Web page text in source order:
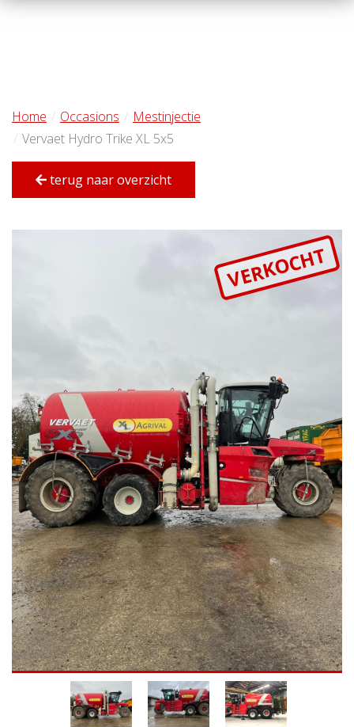
Home Occasions
Mestinjectie
Vervaet Hydro Trike XL 5x5
terug naar overzicht
VERKOCHT